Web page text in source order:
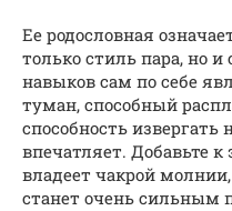
Ее родословная
только стиль пара, но
навыков сам по себе
туман, способный
способность
впечатляет. Добавьте к
владеет чакрой
станет очень сильным